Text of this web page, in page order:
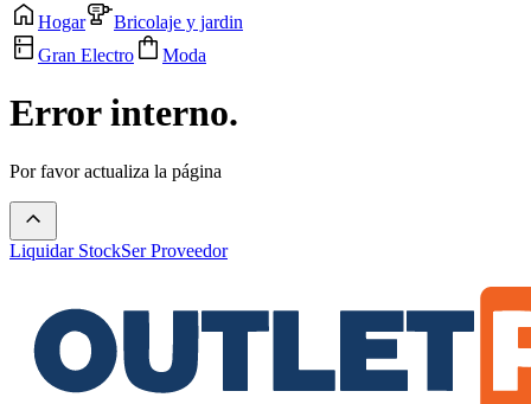
Hogar
Bricolaje y jardin
Gran Electro
Moda
Error interno.
Por favor actualiza la página
Liquidar StockSer Proveedor